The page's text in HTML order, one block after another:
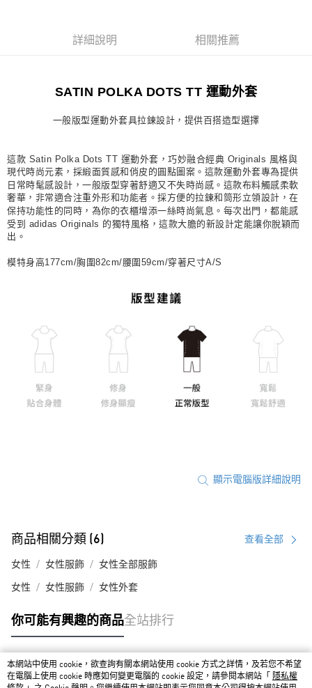
每筆NT$80，滿NT$1,500(含以上)免運費
每筆NT$80，滿NT$1,500(含以上)免運費
每筆NT$80，滿NT$1,500(含以上)免運費
詳細說明 相關推薦
SATIN POLKA DOTS TT 運動外套
一般版型運動外套具拉鍊設計，提供百搭造型選擇
這款 Satin Polka Dots TT 運動外套，巧妙融合經典 Originals 風格與
現代時尚元素，採緞面質感和俏皮的圓點圖案。這款運動外套專為提供
日常時髦感設計，一般版型穿著舒適又不失時尚感。這款布料觸感柔軟
奢華，非常適合注重外形和功能者。採方便的拉鍊和筒形立領設計，在
保持功能性的同時，為你的衣櫃增添一絲時尚氣息。每次出門，都能感
受到 adidas Originals 的獨特風格，這款大膽的新設計定能讓你脫穎而
出。
模特身高177cm/胸圍82cm/腰圍59cm/穿著尺寸A/S
顯示電腦版詳細說明
商品相關分類 (6) 查看全部
女性 女性服飾 女性全部服飾
女性 女性服飾 女性外套
你可能有興趣的商品全站排行
熱門標籤
本網站中使用 cookie，欲查詢有關本網站使用 cookie 方式之詳情，及若您不希望
在電腦上使用 cookie 時應如何變更電腦的 cookie 設定，請參閱本網站「
隱私權